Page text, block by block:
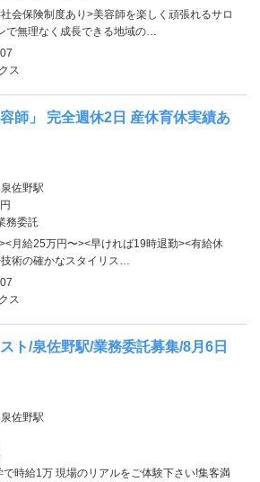
社会保険制度あり>美容師を楽しく頑張れるサロ
で無理なく成長できる地域の…
ス
師」 完全週休2日 産休育休実績あ
佐野駅
務委託
月給25万円〜><早ければ19時退勤><有給休
術の確かなスタイリス…
ス
ト/泉佐野駅/業務委託募集/8月6日
佐野駅
で時給1万 現場のリアルをご体験下さい!集客満